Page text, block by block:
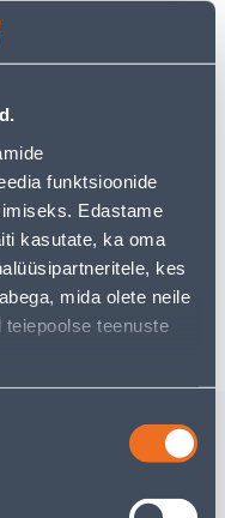
funktsioonide
Edastame
kasutate, ka oma
kes
mida olete neile
teenuste
- oma